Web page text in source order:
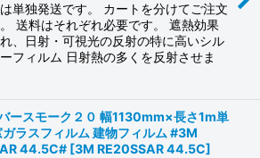
単独発送です。 カートを分けてご注文
送料はそれぞれ必要です。 遮熱効果
、日射・可視光の反射の特に高いシル
フィルム 日射熱の多くを反射させま
ースモーク２０ 幅1130mm×長さ1m単
ガラスフィルム 建物フィルム #3M
44.5C# [3M RE20SSAR 44.5C]